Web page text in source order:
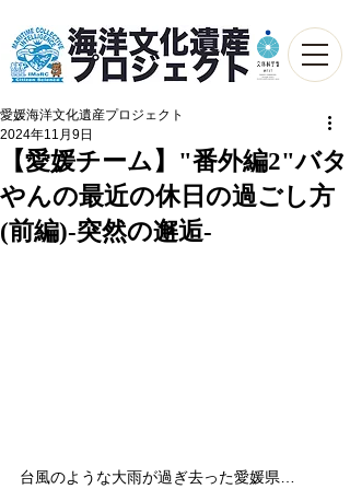
【愛媛チーム】"番外編2"バタ
やんの最近の休日の過ごし方
(前編)-突然の邂逅-
愛媛海洋文化遺産プロジェクト
2024年11月9日
台風のような大雨が過ぎ去った愛媛県…